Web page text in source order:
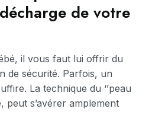
de votre
il vous faut lui offrir du
de sécurité. Parfois, un
La technique du ‘’peau
peut s’avérer amplement